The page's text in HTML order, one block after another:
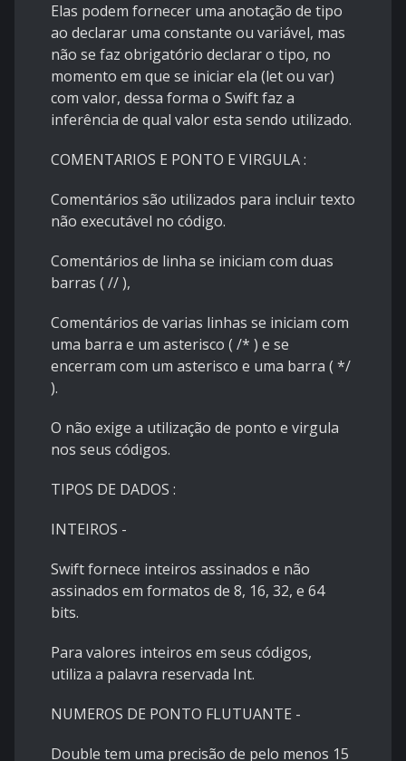
Elas podem fornecer uma anotação de tipo
ao declarar uma constante ou variável, mas
não se faz obrigatório declarar o tipo, no
momento em que se iniciar ela (let ou var)
com valor, dessa forma o Swift faz a
inferência de qual valor esta sendo utilizado.
COMENTARIOS E PONTO E VIRGULA :
Comentários são utilizados para incluir texto
não executável no código.
Comentários de linha se iniciam com duas
barras ( // ),
Comentários de varias linhas se iniciam com
uma barra e um asterisco ( /* ) e se
encerram com um asterisco e uma barra ( */
).
O não exige a utilização de ponto e virgula
nos seus códigos.
TIPOS DE DADOS :
INTEIROS -
Swift fornece inteiros assinados e não
assinados em formatos de 8, 16, 32, e 64
bits.
Para valores inteiros em seus códigos,
utiliza a palavra reservada Int.
NUMEROS DE PONTO FLUTUANTE -
Double tem uma precisão de pelo menos 15